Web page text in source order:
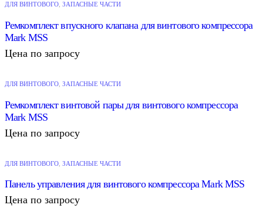
ДЛЯ ВИНТОВОГО ЗАПАСНЫЕ ЧАСТИ
Ремкомплект впускного клапана для винтового компрессора
Mark MSS
Цена по запросу
ДЛЯ ВИНТОВОГО ЗАПАСНЫЕ ЧАСТИ
Ремкомплект винтовой пары для винтового компрессора
Mark MSS
Цена по запросу
ДЛЯ ВИНТОВОГО ЗАПАСНЫЕ ЧАСТИ
Панель управления для винтового компрессора Mark MSS
Цена по запросу